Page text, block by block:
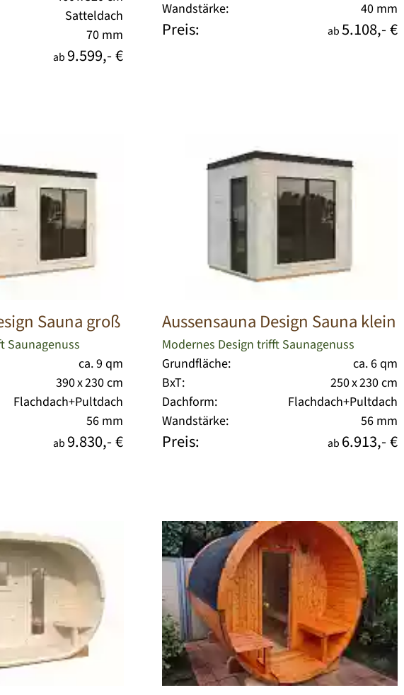
Satteldach
70 mm
ab 9.599,- €
Wandstärke:
40 mm
Preis: ab5.108,- €
Sauna groß
Saunagenuss
ca. 9 qm
390 x 230 cm
Flachdach+Pultdach
56 mm
ab 9.830,- €
Aussensauna Design Sauna klein
Modernes Design trifft Saunagenuss
Grundfläche:
ca. 6 qm
BxT:
250 x 230 cm
Dachform:
Flachdach+Pultdach
Wandstärke:
56 mm
Preis: ab 6.913,- €